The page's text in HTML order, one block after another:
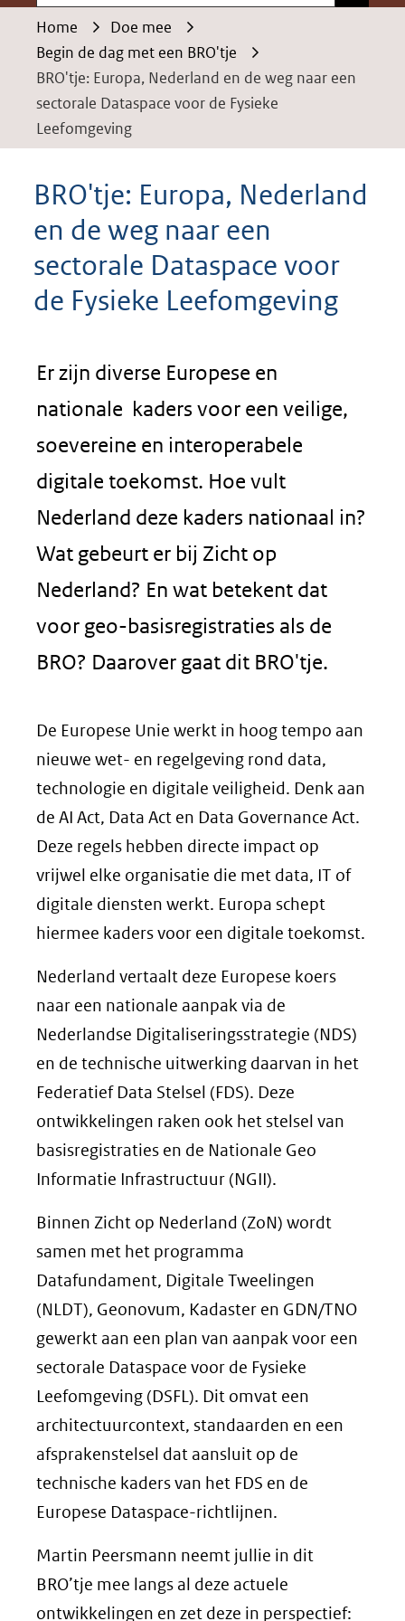
Home
Doe mee
Begin de dag met een BRO'tje
BRO'tje: Europa, Nederland en de weg naar een
sectorale Dataspace voor de Fysieke
Leefomgeving
BRO'tje: Europa, Nederland
en de weg naar een
sectorale Dataspace voor
de Fysieke Leefomgeving
Er zijn diverse Europese en
nationale kaders voor een veilige,
soevereine en interoperabele
digitale toekomst. Hoe vult
Nederland deze kaders nationaal in?
Wat gebeurt er bij Zicht op
Nederland? En wat betekent dat
voor geo-basisregistraties als de
BRO? Daarover gaat dit BRO'tje.
De Europese Unie werkt in hoog tempo aan
nieuwe wet- en regelgeving rond data,
technologie en digitale veiligheid. Denk aan
de AI Act, Data Act en Data Governance Act.
Deze regels hebben directe impact op
vrijwel elke organisatie die met data, IT of
digitale diensten werkt. Europa schept
hiermee kaders voor een digitale toekomst.
Nederland vertaalt deze Europese koers
naar een nationale aanpak via de
Nederlandse Digitaliseringsstrategie (NDS)
en de technische uitwerking daarvan in het
Federatief Data Stelsel (FDS). Deze
ontwikkelingen raken ook het stelsel van
basisregistraties en de Nationale Geo
Informatie Infrastructuur (NGII).
Binnen Zicht op Nederland (ZoN) wordt
samen met het programma
Datafundament, Digitale Tweelingen
(NLDT), Geonovum, Kadaster en GDN/TNO
gewerkt aan een plan van aanpak voor een
sectorale Dataspace voor de Fysieke
Leefomgeving (DSFL). Dit omvat een
architectuurcontext, standaarden en een
afsprakenstelsel dat aansluit op de
technische kaders van het FDS en de
Europese Dataspace-richtlijnen.
Martin Peersmann neemt jullie in dit
BRO’tje mee langs al deze actuele
ontwikkelingen en zet deze in perspectief: